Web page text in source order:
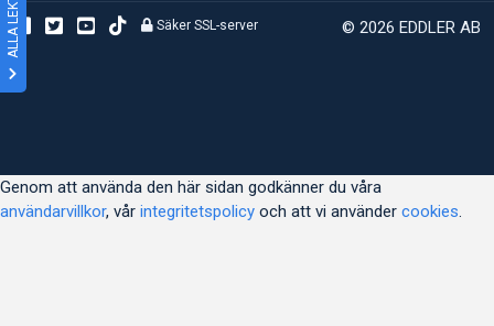
© 2026 EDDLER AB
Säker SSL-server
Genom att använda den här sidan godkänner du våra
användarvillkor, vår integritetspolicy och att vi använder cookies.